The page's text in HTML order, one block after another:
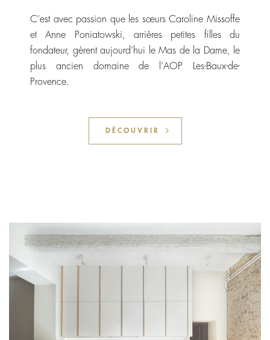
C’est avec passion que les sœurs Caroline Missoffe
et Anne Poniatowski, arrières petites filles du
fondateur, gèrent aujourd’hui le Mas de la Dame, le
plus ancien domaine de l’AOP Les-Baux-de-
Provence.
DÉCOUVRIR